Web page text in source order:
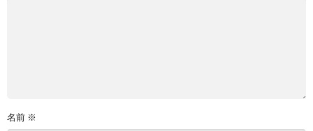
名前 ※